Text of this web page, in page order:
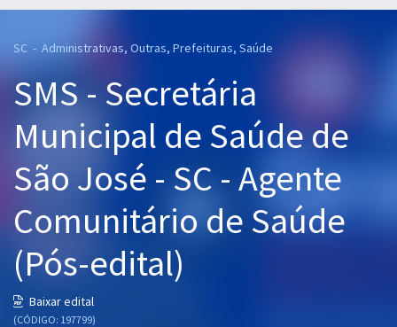
Cursos 20% OFF
Pós
Graduação
OAB
Mentorias
Questões grátis
SC - Administrativas, Outras, Prefeituras, Saúde
SMS - Secretária
Municipal de Saúde de
São José - SC - Agente
Comunitário de Saúde
(Pós-edital)
Baixar edital
(CÓDIGO: 197799)